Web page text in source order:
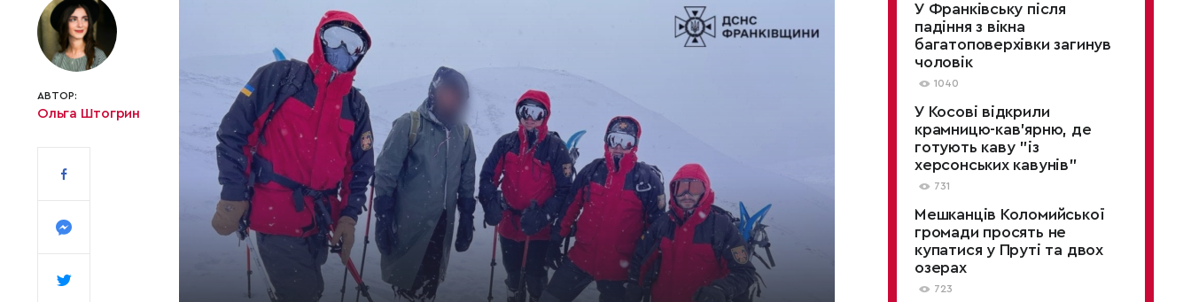
АВТОР:
Ольга Штогрин
У Франківську після
падіння з вікна
багатоповерхівки загинув
чоловік
1040
У Косові відкрили
крамницю-кав'ярню, де
готують каву "із
херсонських кавунів"
731
Мешканців Коломийської
громади просять не
купатися у Пруті та двох
озерах
723